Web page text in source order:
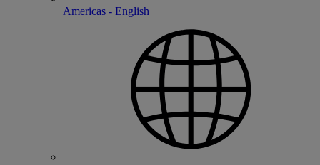
Americas - English